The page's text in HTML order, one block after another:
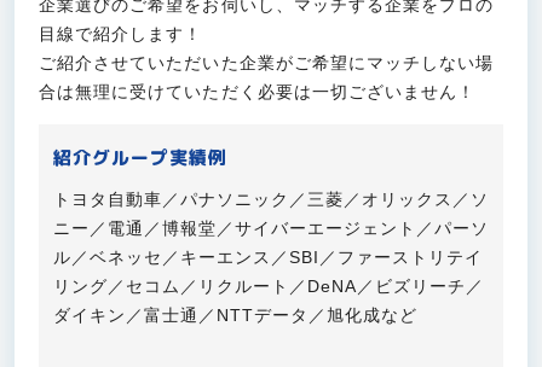
企業選びのご希望をお伺いし、マッチする企業をプロの
目線で紹介します！
ご紹介させていただいた企業がご希望にマッチしない場
合は無理に受けていただく必要は一切ございません！
紹介グループ実績例
トヨタ自動車／パナソニック／三菱／オリックス／ソ
ニー／電通／博報堂／サイバーエージェント／パーソ
ル／ベネッセ／キーエンス／SBI／ファーストリテイ
リング／セコム／リクルート／DeNA／ビズリーチ／
ダイキン／富士通／NTTデータ／旭化成など